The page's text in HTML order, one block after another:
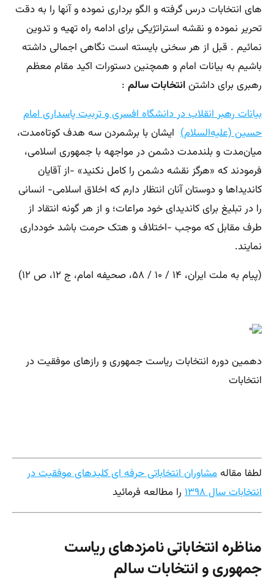
های انتخابات درس گرفته و الگو برداری نموده و آنها را به دقت
تحریر نموده و نقشه استراتژیکی برای ادامه راه تهیه و تدوین
نمائیم . قبل از هر سخنی بایسته است نگاهی اجمالی داشته
باشیم به بیانات امام و همچنین دستورات اکید مقام معظم
رهبری برای داشتنانتخابات سالم :
بیانات رهبر انقلاب در دانشگاه افسری و تربیت پاسداری امام
حسین (علیه‌السلام) ایشان با برشمردن سه هدف کوتاه‌مدت،
میان‌مدت و بلندمدت دشمن در مواجهه با جمهوری اسلامی،
فرمودند که «هرگز نقشه دشمن را کامل نکنید» -از آقایان
کاندیداها و دوستان آنان انتظار دارم که اخلاق اسلامی- انسانی
را در تبلیغ برای کاندیدای خود مراعات؛ و از هر گونه انتقاد از
طرف مقابل که موجب -اختلاف و هتک حرمت باشد خودداری
نمایند.
(پیام به ملت ایران، ۱۴ / ۱۰ / ۵۸، صحیفه امام، ج ۱۲، ص ۱۲)
دهمین دوره انتخابات ریاست جمهوری و رازهای موفقیت در
انتخابات
لطفا مقالهمشاوران انتخاباتی حرفه ای کلیدهای موفقیت در
انتخابات سال ۱۳۹۸
را مطالعه فرمائید
مناظره انتخاباتی نامزدهای ریاست
جمهوری و انتخابات سالم